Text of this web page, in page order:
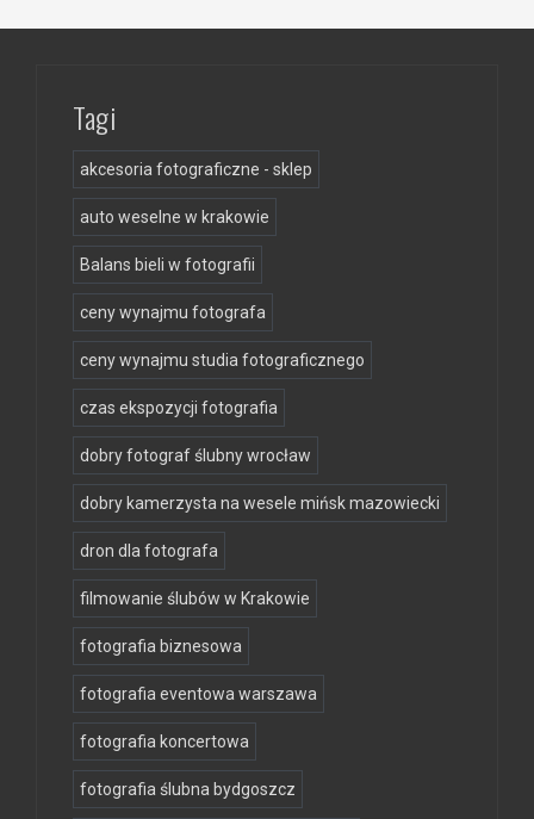
Tagi
akcesoria fotograficzne - sklep
auto weselne w krakowie
Balans bieli w fotografii
ceny wynajmu fotografa
ceny wynajmu studia fotograficznego
czas ekspozycji fotografia
dobry fotograf ślubny wrocław
dobry kamerzysta na wesele mińsk mazowiecki
dron dla fotografa
filmowanie ślubów w Krakowie
fotografia biznesowa
fotografia eventowa warszawa
fotografia koncertowa
fotografia ślubna bydgoszcz